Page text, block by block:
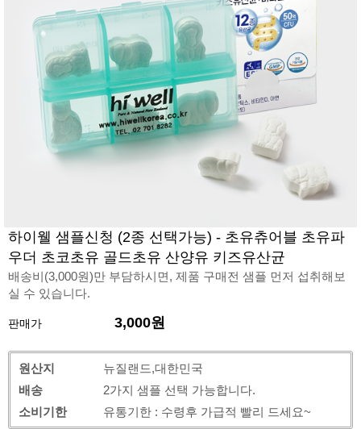
하이웰 샘플신청 (2종 선택가능) - 초유츄어블 초유파
우더 초코초유 골드초유 산양유 키즈유산균
배송비(3,000원)만 부담하시면, 제품 구매전 샘플 먼저 섭취해보
실 수 있습니다.
판매가 3,000원
원산지
뉴질랜드,대한민국
배송
2가지 샘플 선택 가능합니다.
소비기한
유통기한 : 수령후 가급적 빨리 드세요~